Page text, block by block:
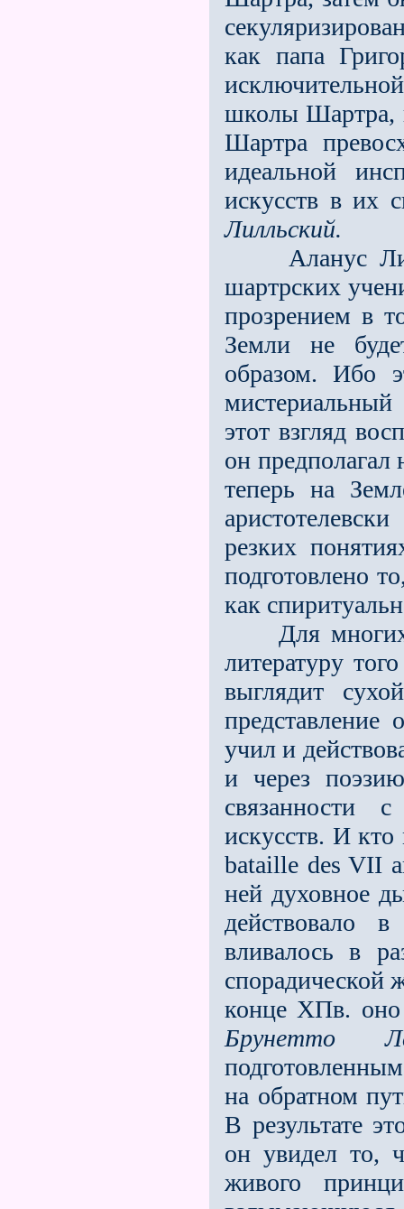
как папа
школы Шартра,
Шартра
идеальной
искусств в их
Лилльский.
Аланус
шартрских
прозрением в
Земли не
образом. Ибо
этот взгляд
он
теперь на
резких
подготовлено
как
Для многих
литературу
выглядит
учил и
и через
связанности
искусств. И
bataille des VII
ней духовное
действовало
вливалось в
конце ХПв. оно
Брунетто
на обратном
В резуль­тате
он увидел то,
живого